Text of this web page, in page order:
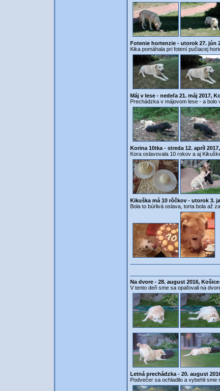
Fotenie hortenzie - utorok 27. jún
Kika pomáhala pri fotení pučiacej
Máj v lese - nedeľa 21. máj 2017,
Prechádzka v májovom lese - a bolo
Korina 10tka - streda 12. apríl
Kora oslavovala 10 rokov a aj
Kikuška má 10 rôčkov - utorok 3.
Bola to búrlivá oslava, torta bola až
Na dvore - 28. august 2016,
V tento deň sme sa opaľovali na
Letná prechádzka - 20. august
Podvečer sa ochladilo a vybehli